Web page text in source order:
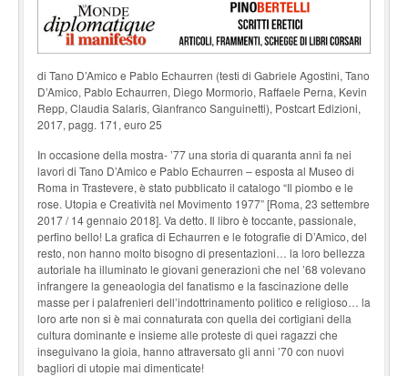
di Tano D’Amico e Pablo Echaurren (testi di Gabriele Agostini, Tano
D’Amico, Pablo Echaurren, Diego Mormorio, Raffaele Perna, Kevin
Repp, Claudia Salaris, Gianfranco Sanguinetti), Postcart Edizioni,
2017, pagg. 171, euro 25
In occasione della mostra- ’77 una storia di quaranta anni fa nei
lavori di Tano D’Amico e Pablo Echaurren – esposta al Museo di
Roma in Trastevere, è stato pubblicato il catalogo “Il piombo e le
rose. Utopia e Creatività nel Movimento 1977” [Roma, 23 settembre
2017 / 14 gennaio 2018]. Va detto. Il libro è toccante, passionale,
perfino bello! La grafica di Echaurren e le fotografie di D’Amico, del
resto, non hanno molto bisogno di presentazioni… la loro bellezza
autoriale ha illuminato le giovani generazioni che nel ’68 volevano
infrangere la geneaologia del fanatismo e la fascinazione delle
masse per i palafrenieri dell’indottrinamento politico e religioso… la
loro arte non si è mai connaturata con quella dei cortigiani della
cultura dominante e insieme alle proteste di quei ragazzi che
inseguivano la gioia, hanno attraversato gli anni ’70 con nuovi
bagliori di utopie mai dimenticate!